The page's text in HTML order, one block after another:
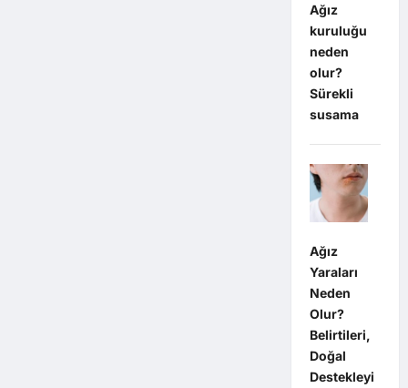
Ağız
kuruluğu
neden
olur?
Sürekli
susama
Ağız
Yaraları
Neden
Olur?
Belirtileri,
Doğal
Destekleyi